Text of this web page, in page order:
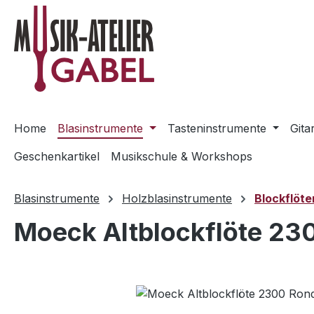
Hauptinhalt springen
Zur Suche springen
Zur Hauptnavigation springen
Home Blasinstrumente Tasteninstrumente
Geschenkartikel
Musikschule & Workshops
Blasinstrumente Holzblasinstrumente
Moeck Altblockflöte
Bildergalerie überspringen